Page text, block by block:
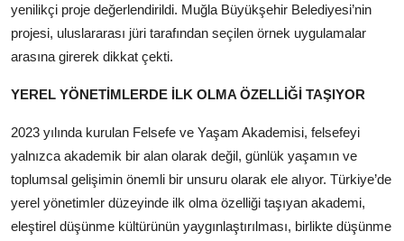
yenilikçi proje değerlendirildi. Muğla Büyükşehir Belediyesi’nin
projesi, uluslararası jüri tarafından seçilen örnek uygulamalar
arasına girerek dikkat çekti.
YEREL YÖNETİMLERDE İLK OLMA ÖZELLİĞİ TAŞIYOR
2023 yılında kurulan Felsefe ve Yaşam Akademisi, felsefeyi
yalnızca akademik bir alan olarak değil, günlük yaşamın ve
toplumsal gelişimin önemli bir unsuru olarak ele alıyor. Türkiye’de
yerel yönetimler düzeyinde ilk olma özelliği taşıyan akademi,
eleştirel düşünme kültürünün yaygınlaştırılması, birlikte düşünme